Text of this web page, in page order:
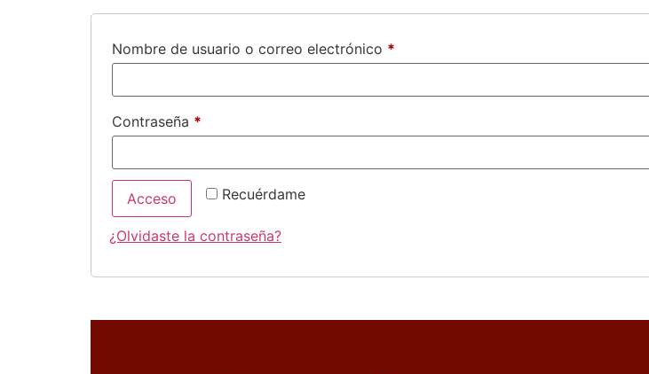
Nombre de usuario o correo electrónico *
Contraseña *
Recuérdame
Acceso
¿Olvidaste la contraseña?